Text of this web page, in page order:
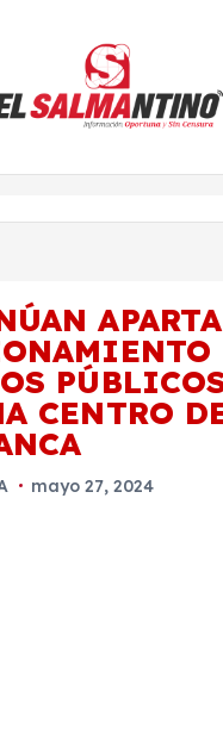
Salmantino - medios/
CENTRO
mayo 27, 2024